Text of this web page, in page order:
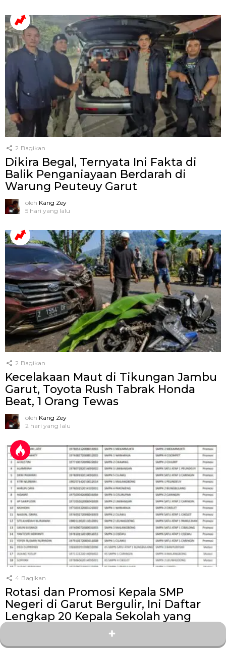
2 Bagikan
Dikira Begal, Ternyata Ini Fakta di
Balik Penganiayaan Berdarah di
Warung Peuteuy Garut
oleh Kang Zey
5 hari yang lalu
2 Bagikan
Kecelakaan Maut di Tikungan Jambu
Garut, Toyota Rush Tabrak Honda
Beat, 1 Orang Tewas
oleh Kang Zey
2 hari yang lalu
4 Bagikan
Rotasi dan Promosi Kepala SMP
Negeri di Garut Bergulir, Ini Daftar
Lengkap 20 Kepala Sekolah yang
oleh Kang Zey